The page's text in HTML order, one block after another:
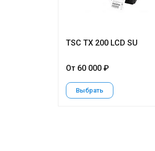
TSC TX 200 LCD SU
От 60 000 ₽
Выбрать